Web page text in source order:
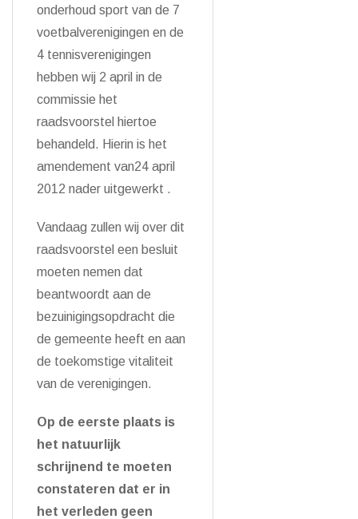
onderhoud sport van de 7
voetbalverenigingen en de
4 tennisverenigingen
hebben wij 2 april in de
commissie het
raadsvoorstel hiertoe
behandeld. Hierin is het
amendement van24 april
2012 nader uitgewerkt .
Vandaag zullen wij over dit
raadsvoorstel een besluit
moeten nemen dat
beantwoordt aan de
bezuinigingsopdracht die
de gemeente heeft en aan
de toekomstige vitaliteit
van de verenigingen.
Op de eerste plaats is
het natuurlijk
schrijnend te moeten
constateren dat er in
het verleden geen